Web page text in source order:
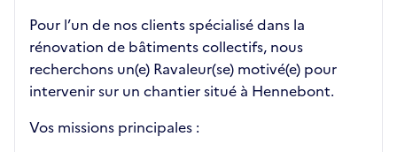
Pour l’un de nos clients spécialisé dans la
rénovation de bâtiments collectifs, nous
recherchons un(e) Ravaleur(se) motivé(e) pour
intervenir sur un chantier situé à Hennebont.
Vos missions principales :